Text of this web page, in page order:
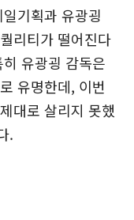
일기획과 유광굉
리티가 떨어진다
유광굉 감독은
유명한데, 이번
대로 살리지 못했
.